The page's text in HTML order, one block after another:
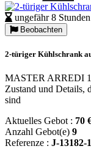
ungefähr 8 Stunden
Beobachten
2-türiger Kühlschrank
MASTER ARREDI 1
Zustand und Details,
sind
Aktuelles Gebot : 70
Anzahl Gebot(e) 9
Referenze : J-13182-